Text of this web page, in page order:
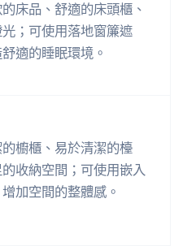
床品、舒適的床頭櫃、
；可使用落地窗簾遮
適的睡眠環境。
櫥櫃、易於清潔的檯
收納空間；可使用嵌入
加空間的整體感。